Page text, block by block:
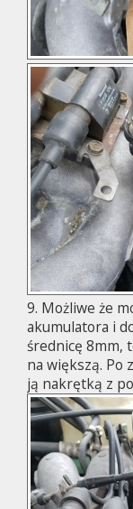
9. Możliwe że
akumulatora i
średnicę 8mm,
na większą. Po
ją nakrętką z